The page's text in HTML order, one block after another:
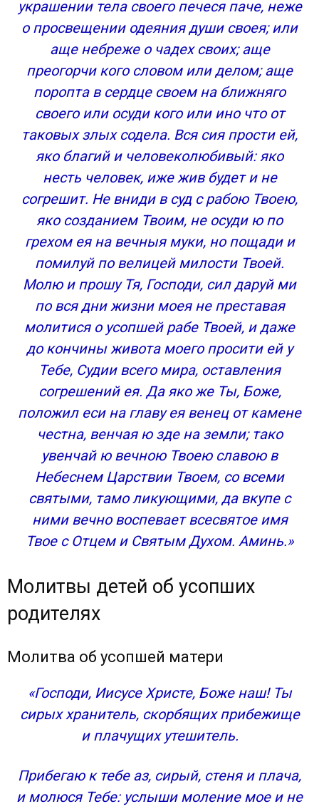
украшении тела своего печеся паче, неже
о просвещении одеяния души своея; или
аще небреже о чадех своих; аще
преогорчи кого словом или делом; аще
поропта в сердце своем на ближняго
своего или осуди кого или ино что от
таковых злых содела. Вся сия прости ей,
яко благий и человеколюбивый: яко
несть человек, иже жив будет и не
согрешит. Не вниди в суд с рабою Твоею,
яко созданием Твоим, не осуди ю по
грехом ея на вечныя муки, но пощади и
помилуй по велицей милости Твоей.
Молю и прошу Тя, Господи, сил даруй ми
по вся дни жизни моея не преставая
молитися о усопшей рабе Твоей, и даже
до кончины живота моего просити ей у
Тебе, Судии всего мира, оставления
согрешений ея. Да яко же Ты, Боже,
положил еси на главу ея венец от камене
честна, венчая ю зде на земли; тако
увенчай ю вечною Твоею славою в
Небеснем Царствии Твоем, со всеми
святыми, тамо ликующими, да вкупе с
ними вечно воспевает всесвятое имя
Твое с Отцем и Святым Духом. Аминь.»
Молитвы детей об усопших
родителях
Молитва об усопшей матери
«Господи, Иисусе Христе, Боже наш! Ты
сирых хранитель, скорбящих прибежище
и плачущих утешитель.
Прибегаю к тебе аз, сирый, стеня и плача,
и молюся Тебе: услыши моление мое и не